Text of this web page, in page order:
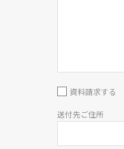
資料請求する
送付先ご住所